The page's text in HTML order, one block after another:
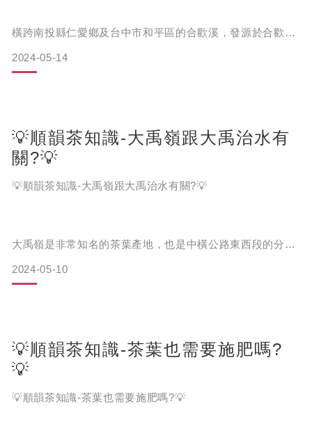
👉「搬運車」主要是將肥料、茶菁等大量或重量較重的物品
搬入及搬出茶園，一台車一次可運載約100公斤肥料進入茶
園，可以免去人力搬運費力及搬運量少的困擾。
👉「單軌車」的正式名稱是齒合式單軌搬運車，他可在陡峭
高，；不過其設置
橫跨南投縣仁愛鄉及台中市和平區的合歡溪，發源於合歡山
長的支流，也是華岡及大禹嶺地區的重要用水💦。
身名大噪。
想一睹合歡溪絕妙景色的茶友可以到合歡溪步道走走，這條
2024-05-14
💡順韻茶知識-大禹嶺跟大禹治水有
關?💡
💡順韻茶知識-大禹嶺跟大禹治水有關?💡
大禹嶺是非常知名的茶葉產地，也是中橫公路東西段的分水
禹治水有關係嗎❓
大禹嶺原本被稱作合歡埡口(意旨合歡山及畢祿山兩山相連的
凹陷處)，而在1958年時，先總統蔣介石到合歡埡口巡視中
橫公路的施工狀況，覺得這裡地名唸起來不順口，後來則由
當時的退輔會主任委員蔣經國改名為「大禹嶺」。
2024-05-10
💡順韻茶知識-茶葉也需要施肥嗎?
💡
💡順韻茶知識-茶葉也需要施肥嗎?💡